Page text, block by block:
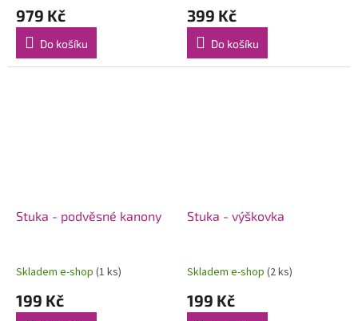
979 Kč
Do košíku
399 Kč
Do košíku
Stuka - podvěsné kanony
Skladem e-shop (1 ks)
199 Kč
Stuka - výškovka
Skladem e-shop (2 ks)
199 Kč